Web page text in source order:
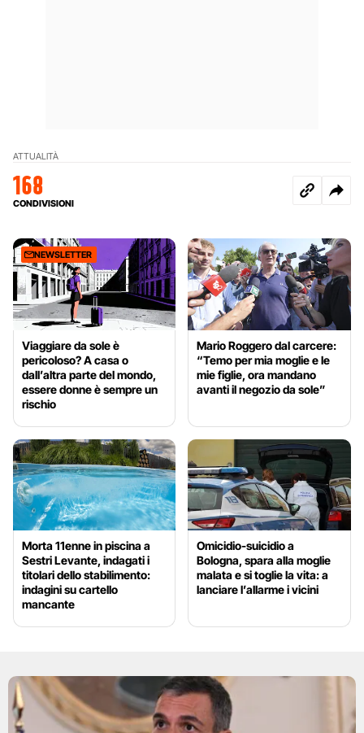
ATTUALITÀ
168
CONDIVISIONI
NEWSLETTER
Viaggiare da sole è
pericoloso? A casa o
dall’altra parte del mondo,
essere donne è sempre un
rischio
Mario Roggero dal carcere:
“Temo per mia moglie e le
mie figlie, ora mandano
avanti il negozio da sole”
Morta 11enne in piscina a
Sestri Levante, indagati i
titolari dello stabilimento:
indagini su cartello
mancante
Omicidio-suicidio a
Bologna, spara alla moglie
malata e si toglie la vita: a
lanciare l’allarme i vicini